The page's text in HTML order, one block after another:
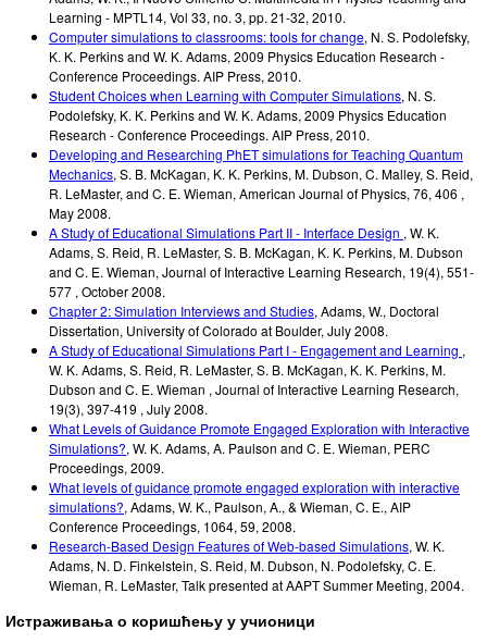
Learning - MPTL14, Vol 33, no. 3, pp. 21-32, 2010.
Computer simulations to classrooms: tools for change, N. S. Podolefsky,
K. K. Perkins and W. K. Adams, 2009 Physics Education Research -
Conference Proceedings. AIP Press, 2010.
Student Choices when Learning with Computer Simulations, N. S.
Podolefsky, K. K. Perkins and W. K. Adams, 2009 Physics Education
Research - Conference Proceedings. AIP Press, 2010.
Developing and Researching PhET simulations for Teaching Quantum
Mechanics, S. B. McKagan, K. K. Perkins, M. Dubson, C. Malley, S. Reid,
R. LeMaster, and C. E. Wieman, American Journal of Physics, 76, 406 ,
May 2008.
A Study of Educational Simulations Part II - Interface Design , W. K.
Adams, S. Reid, R. LeMaster, S. B. McKagan, K. K. Perkins, M. Dubson
and C. E. Wieman, Journal of Interactive Learning Research, 19(4), 551-
577 , October 2008.
Chapter 2: Simulation Interviews and Studies, Adams, W., Doctoral
Dissertation, University of Colorado at Boulder, July 2008.
A Study of Educational Simulations Part I - Engagement and Learning ,
W. K. Adams, S. Reid, R. LeMaster, S. B. McKagan, K. K. Perkins, M.
Dubson and C. E. Wieman , Journal of Interactive Learning Research,
19(3), 397-419 , July 2008.
What Levels of Guidance Promote Engaged Exploration with Interactive
Simulations?, W. K. Adams, A. Paulson and C. E. Wieman, PERC
Proceedings, 2009.
What levels of guidance promote engaged exploration with interactive
simulations?, Adams, W. K., Paulson, A., & Wieman, C. E., AIP
Conference Proceedings, 1064, 59, 2008.
Research-Based Design Features of Web-based Simulations, W. K.
Adams, N. D. Finkelstein, S. Reid, M. Dubson, N. Podolefsky, C. E.
Wieman, R. LeMaster, Talk presented at AAPT Summer Meeting, 2004.
Истраживања о коришћењу у учионици